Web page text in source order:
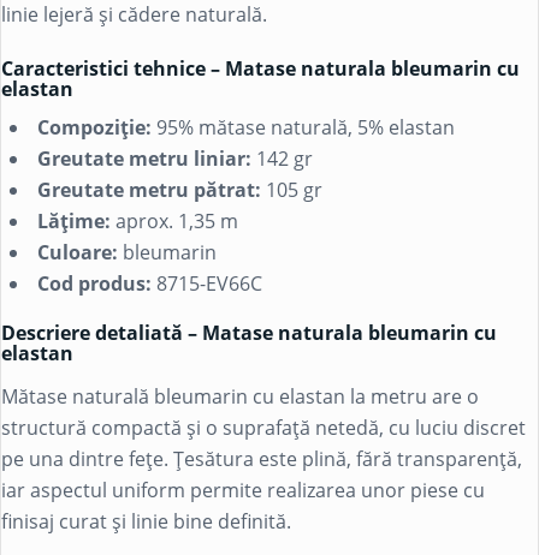
linie lejeră și cădere naturală.
Caracteristici tehnice – Matase naturala bleumarin cu
elastan
Compoziție: 95% mătase naturală, 5% elastan
Greutate metru liniar: 142 gr
Greutate metru pătrat: 105 gr
Lățime: aprox. 1,35 m
Culoare: bleumarin
Cod produs: 8715-EV66C
Descriere detaliată – Matase naturala bleumarin cu
elastan
Mătase naturală bleumarin cu elastan la metru are o
structură compactă și o suprafață netedă, cu luciu discret
pe una dintre fețe. Țesătura este plină, fără transparență,
iar aspectul uniform permite realizarea unor piese cu
finisaj curat și linie bine definită.